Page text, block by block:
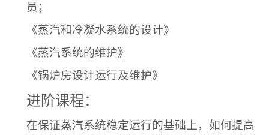
员；
《蒸汽和冷凝水系统的设计》
《蒸汽系统的维护》
《锅炉房设计运行及维护》
进阶课程：
在保证蒸汽系统稳定运行的基础上，如何提高